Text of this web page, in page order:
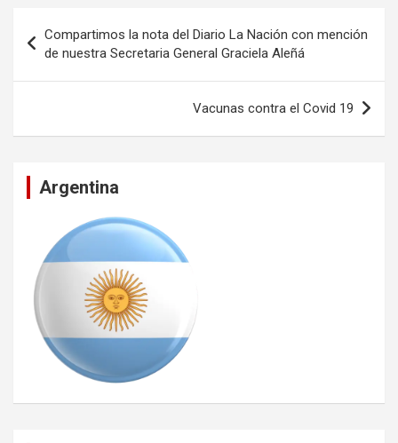
de
entradas
Compartimos la nota del Diario La Nación con mención
de nuestra Secretaria General Graciela Aleñá
Vacunas contra el Covid 19
Argentina